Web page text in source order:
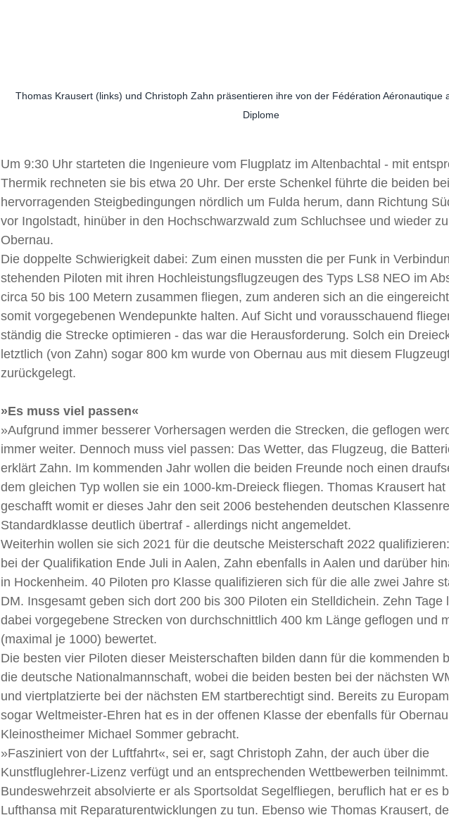
Thomas Krausert (links) und Christoph Zahn präsentieren ihre von der Fédération Aéronautique
Diplome
Um 9:30 Uhr starteten die Ingenieure vom Flugplatz im Altenbachtal - mit
Thermik rechneten sie bis etwa 20 Uhr. Der erste Schenkel führte die beiden bei
hervorragenden Steigbedingungen nördlich um Fulda herum, dann Richtung
vor Ingolstadt, hinüber in den Hochschwarzwald zum Schluchsee und wieder
Obernau.
Die doppelte Schwierigkeit dabei: Zum einen mussten die per Funk in
stehenden Piloten mit ihren Hochleistungsflugzeugen des Typs LS8 NEO im
circa 50 bis 100 Metern zusammen fliegen, zum anderen sich an die
somit vorgegebenen Wendepunkte halten. Auf Sicht und vorausschauend
ständig die Strecke optimieren - das war die Herausforderung. Solch ein
letztlich (von Zahn) sogar 800 km wurde von Obernau aus mit diesem
zurückgelegt.
»Es muss viel passen«
»Aufgrund immer besserer Vorhersagen werden die Strecken, die geflogen
immer weiter. Dennoch muss viel passen: Das Wetter, das Flugzeug, die
erklärt Zahn. Im kommenden Jahr wollen die beiden Freunde noch einen
dem gleichen Typ wollen sie ein 1000-km-Dreieck fliegen. Thomas Krausert
geschafft womit er dieses Jahr den seit 2006 bestehenden deutschen
Standardklasse deutlich übertraf - allerdings nicht angemeldet.
Weiterhin wollen sie sich 2021 für die deutsche Meisterschaft 2022
bei der Qualifikation Ende Juli in Aalen, Zahn ebenfalls in Aalen und darüber
in Hockenheim. 40 Piloten pro Klasse qualifizieren sich für die alle zwei Jahre
DM. Insgesamt geben sich dort 200 bis 300 Piloten ein Stelldichein. Zehn Tage
dabei vorgegebene Strecken von durchschnittlich 400 km Länge geflogen und
(maximal je 1000) bewertet.
Die besten vier Piloten dieser Meisterschaften bilden dann für die kommenden
die deutsche Nationalmannschaft, wobei die beiden besten bei der nächsten
und viertplatzierte bei der nächsten EM startberechtigt sind. Bereits zu
sogar Weltmeister-Ehren hat es in der offenen Klasse der ebenfalls für
Kleinostheimer Michael Sommer gebracht.
»Fasziniert von der Luftfahrt«, sei er, sagt Christoph Zahn, der auch über die
Kunstfluglehrer-Lizenz verfügt und an entsprechenden Wettbewerben
Bundeswehrzeit absolvierte er als Sportsoldat Segelfliegen, beruflich hat er es
Lufthansa mit Reparaturentwicklungen zu tun. Ebenso wie Thomas Krausert,